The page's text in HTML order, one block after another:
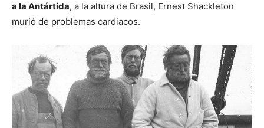
a la Antártida, a la altura de Brasil, Ernest Shackleton
murió de problemas cardiacos.